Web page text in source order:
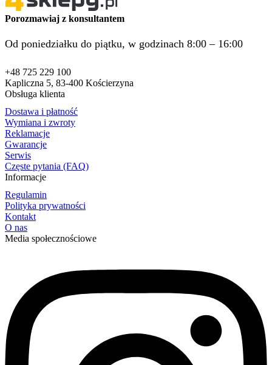
Porozmawiaj z konsultantem
Od poniedziałku do piątku, w godzinach 8:00 – 16:00
+48 725 229 100
Kapliczna 5, 83-400 Kościerzyna
Obsługa klienta
Dostawa i płatność
Wymiana i zwroty
Reklamacje
Gwarancje
Serwis
Częste pytania (FAQ)
Informacje
Regulamin
Polityka prywatności
Kontakt
O nas
Media społecznościowe